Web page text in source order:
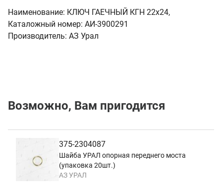
Наименование: КЛЮЧ ГАЕЧНЫЙ КГН 22х24,
Каталожный номер: АИ-3900291
Производитель: АЗ Урал
Возможно, Вам пригодится
375-2304087
Шайба УРАЛ опорная переднего моста
(упаковка 20шт.)
АЗ УРАЛ